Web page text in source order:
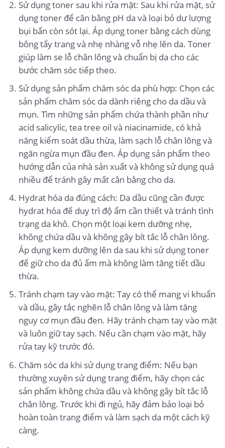
Sử dụng toner sau khi rửa mặt: Sau khi rửa mặt, sử
dụng toner để cân bằng pH da và loại bỏ dư lượng
bụi bẩn còn sót lại. Áp dụng toner bằng cách dùng
bông tẩy trang và nhẹ nhàng vỗ nhẹ lên da. Toner
giúp làm se lỗ chân lông và chuẩn bị da cho các
bước chăm sóc tiếp theo.
Sử dụng sản phẩm chăm sóc da phù hợp: Chọn các
sản phẩm chăm sóc da dành riêng cho da dầu và
mụn. Tìm những sản phẩm chứa thành phần như
acid salicylic, tea tree oil và niacinamide, có khả
năng kiểm soát dầu thừa, làm sạch lỗ chân lông và
ngăn ngừa mụn đầu đen. Áp dụng sản phẩm theo
hướng dẫn của nhà sản xuất và không sử dụng quá
nhiều để tránh gây mất cân bằng cho da.
Hydrat hóa da đúng cách: Da dầu cũng cần được
hydrat hóa để duy trì độ ẩm cần thiết và tránh tình
trạng da khô. Chọn một loại kem dưỡng nhẹ,
không chứa dầu và không gây bít tắc lỗ chân lông.
Áp dụng kem dưỡng lên da sau khi sử dụng toner
để giữ cho da đủ ẩm mà không làm tăng tiết dầu
thừa.
Tránh chạm tay vào mặt: Tay có thể mang vi khuẩn
và dầu, gây tắc nghẽn lỗ chân lông và làm tăng
nguy cơ mụn đầu đen. Hãy tránh chạm tay vào mặt
và luôn giữ tay sạch. Nếu cần chạm vào mặt, hãy
rửa tay kỹ trước đó.
Chăm sóc da khi sử dụng trang điểm: Nếu bạn
thường xuyên sử dụng trang điểm, hãy chọn các
sản phẩm không chứa dầu và không gây bít tắc lỗ
chân lông. Trước khi đi ngủ, hãy đảm bảo loại bỏ
hoàn toàn trang điểm và làm sạch da một cách kỹ
càng.